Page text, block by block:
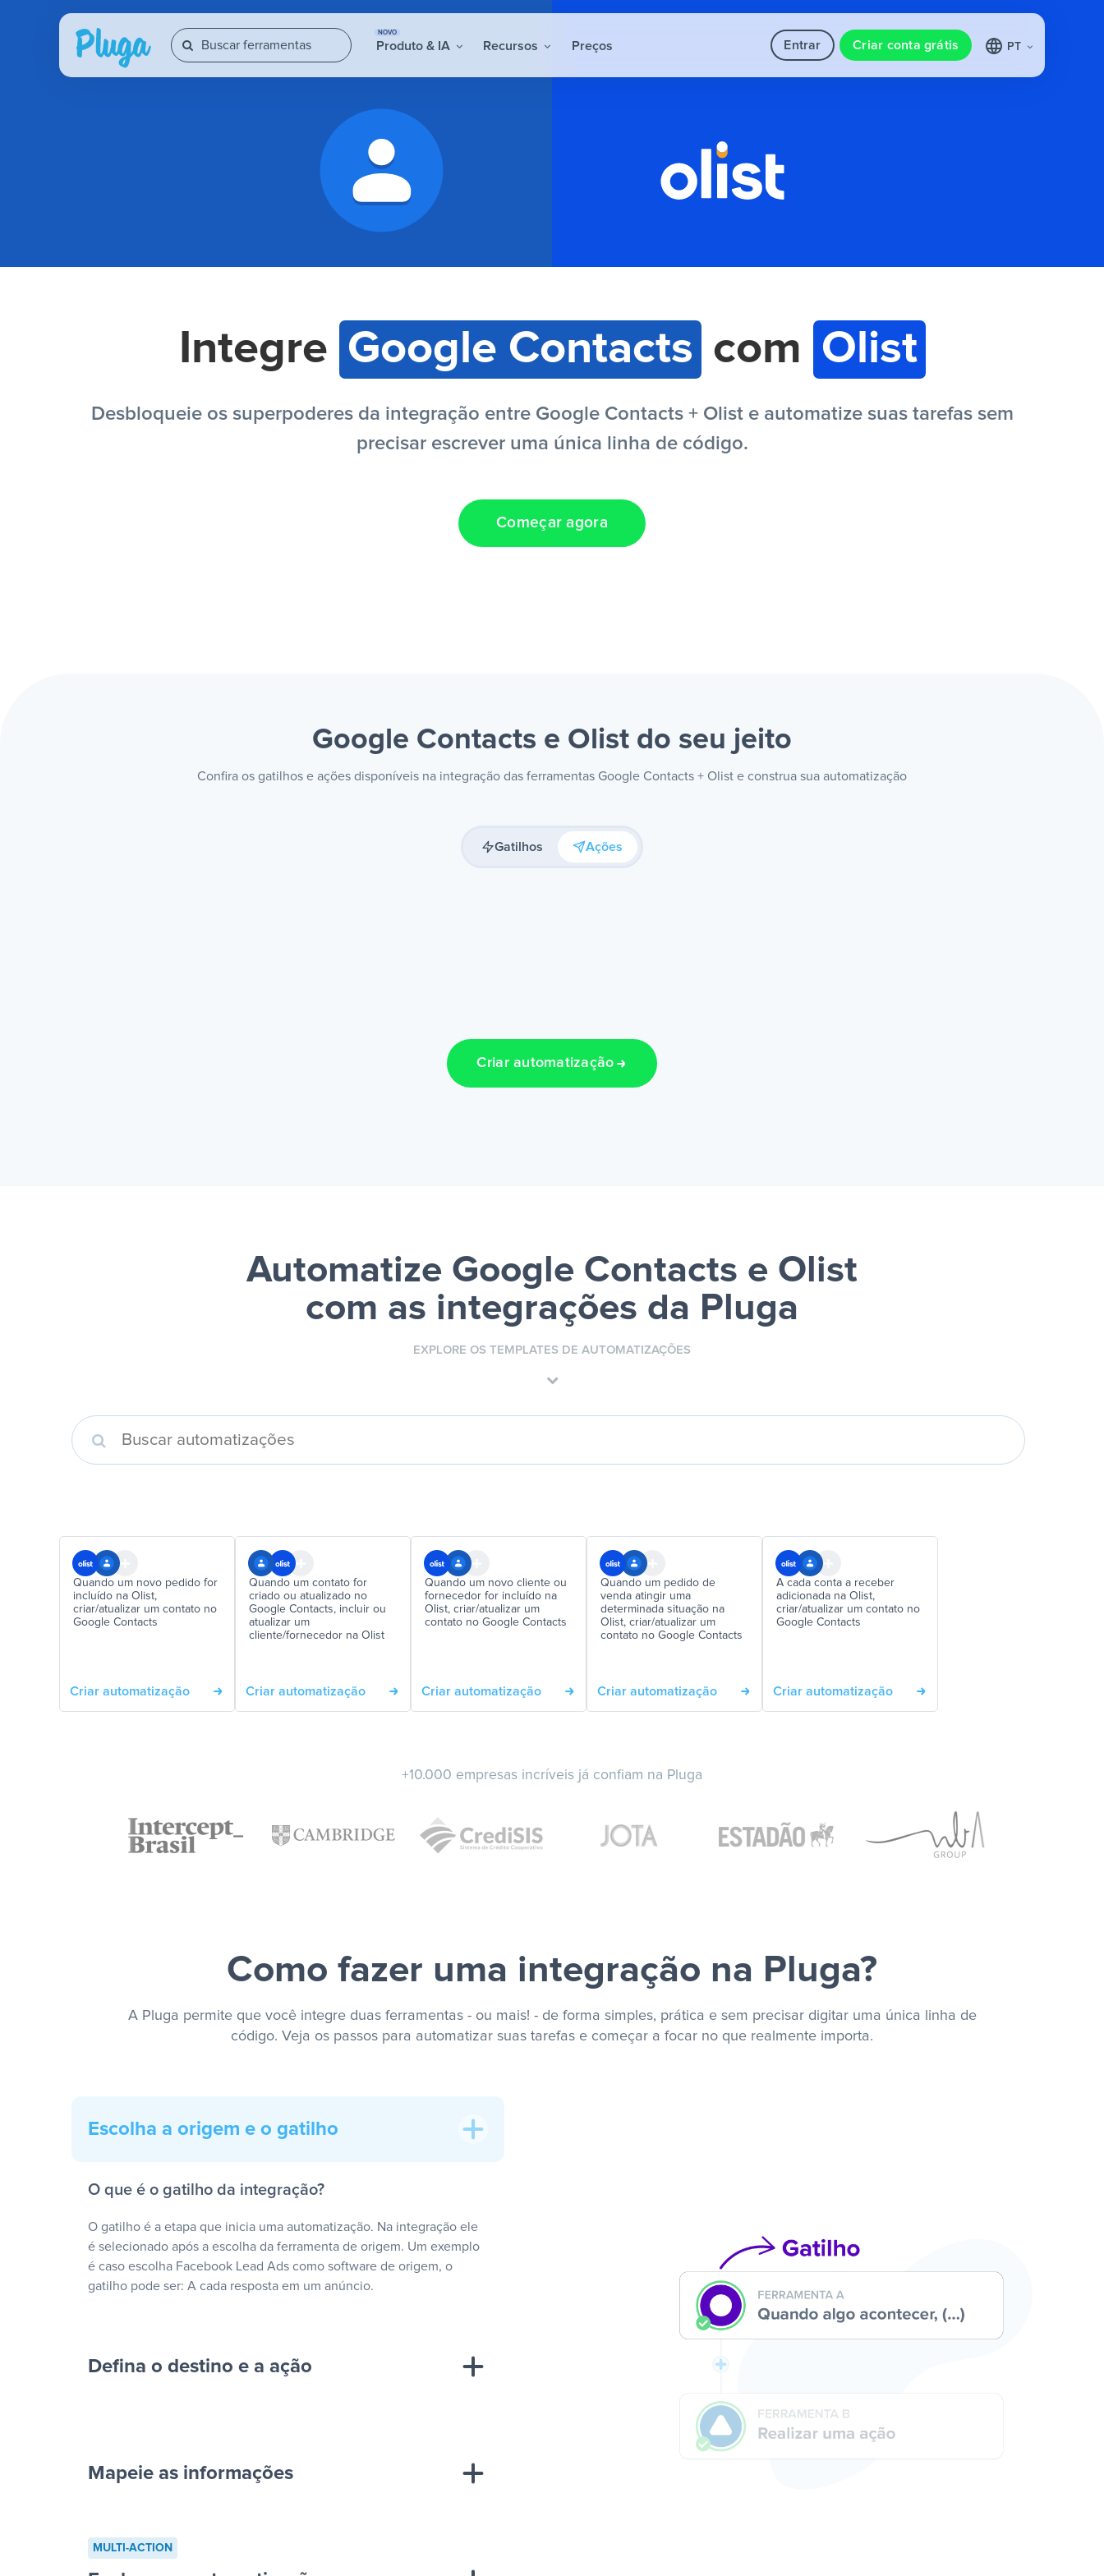
NOVO
Produto & IA Recursos Preços Entrar Criar conta grátis PT
Integre Google Contacts com Olist
Desbloqueie os superpoderes da integração entre Google Contacts + Olist e automatize suas tarefas sem
precisar escrever uma única linha de código.
Começar agora
Google Contacts e Olist do seu jeito
Confira os gatilhos e ações disponíveis na integração das ferramentas Google Contacts + Olist e construa sua automatização
Gatilhos Ações
Criar automatização
Automatize Google Contacts e Olist
com as integrações da Pluga
EXPLORE OS TEMPLATES DE AUTOMATIZAÇÕES
Quando um novo pedido for
incluído na Olist,
criar/atualizar um contato no
Google Contacts
Criar automatização
Quando um contato for
criado ou atualizado no
Google Contacts, incluir ou
atualizar um
cliente/fornecedor na Olist
Criar automatização
Quando um novo cliente ou
fornecedor for incluído na
Olist, criar/atualizar um
contato no Google Contacts
Criar automatização
Quando um pedido de
venda atingir uma
determinada situação na
Olist, criar/atualizar um
contato no Google Contacts
Criar automatização
A cada conta a receber
adicionada na Olist,
criar/atualizar um contato no
Google Contacts
Criar automatização
+10.000 empresas incríveis já confiam na Pluga
Como fazer uma integração na Pluga?
A Pluga permite que você integre duas ferramentas - ou mais! - de forma simples, prática e sem precisar digitar uma única linha de
código. Veja os passos para automatizar suas tarefas e começar a focar no que realmente importa.
Escolha a origem e o gatilho
O que é o gatilho da integração?
O gatilho é a etapa que inicia uma automatização. Na integração ele
é selecionado após a escolha da ferramenta de origem. Um exemplo
é caso escolha Facebook Lead Ads como software de origem, o
gatilho pode ser: A cada resposta em um anúncio.
Defina o destino e a ação
cada resposta em um anúncio”
“Adicionar dados em uma nova linha de uma
Mapeie as informações
MULTI-ACTION